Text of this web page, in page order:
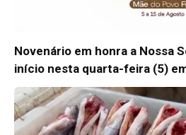
Novenário em honra a Nossa
início nesta quarta-feira (5)